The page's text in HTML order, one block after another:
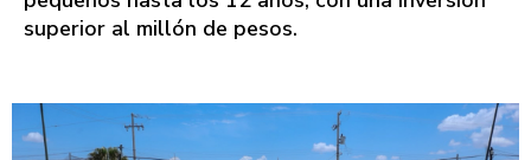
superior al millón de pesos.